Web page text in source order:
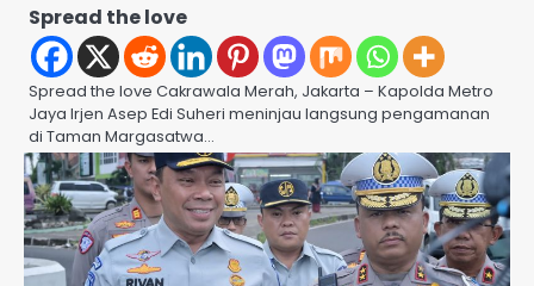
Spread the love
Spread the love Cakrawala Merah, Jakarta – Kapolda Metro
Jaya Irjen Asep Edi Suheri meninjau langsung pengamanan
di Taman Margasatwa…